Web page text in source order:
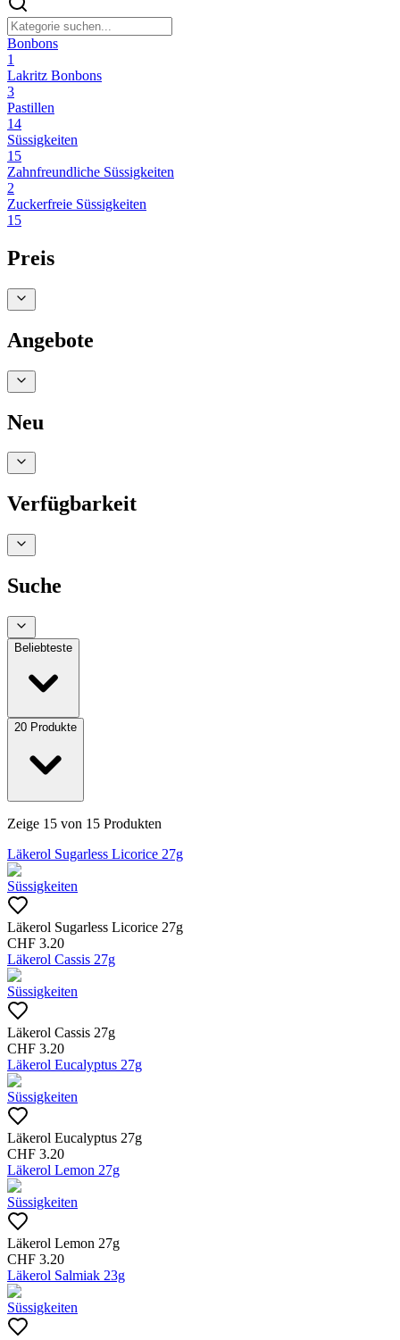
Bonbons
1
Lakritz Bonbons
3
Pastillen
14
Süssigkeiten
15
Zahnfreundliche Süssigkeiten
2
Zuckerfreie Süssigkeiten
15
Preis
Angebote
Neu
Verfügbarkeit
Suche
Beliebteste
20 Produkte
Zeige 15 von 15 Produkten
Läkerol Sugarless Licorice 27g
Süssigkeiten
Läkerol Sugarless Licorice 27g
CHF 3.20
Läkerol Cassis 27g
Süssigkeiten
Läkerol Cassis 27g
CHF 3.20
Läkerol Eucalyptus 27g
Süssigkeiten
Läkerol Eucalyptus 27g
CHF 3.20
Läkerol Lemon 27g
Süssigkeiten
Läkerol Lemon 27g
CHF 3.20
Läkerol Salmiak 23g
Süssigkeiten